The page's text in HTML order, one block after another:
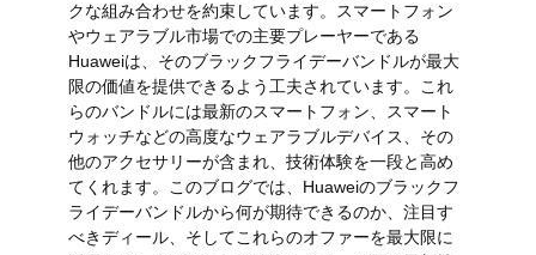
クな組み合わせを約束しています。スマートフォン
やウェアラブル市場での主要プレーヤーである
Huaweiは、そのブラックフライデーバンドルが最大
限の価値を提供できるよう工夫されています。これ
らのバンドルには最新のスマートフォン、スマート
ウォッチなどの高度なウェアラブルデバイス、その
他のアクセサリーが含まれ、技術体験を一段と高め
てくれます。このブログでは、Huaweiのブラックフ
ライデーバンドルから何が期待できるのか、注目す
べきディール、そしてこれらのオファーを最大限に